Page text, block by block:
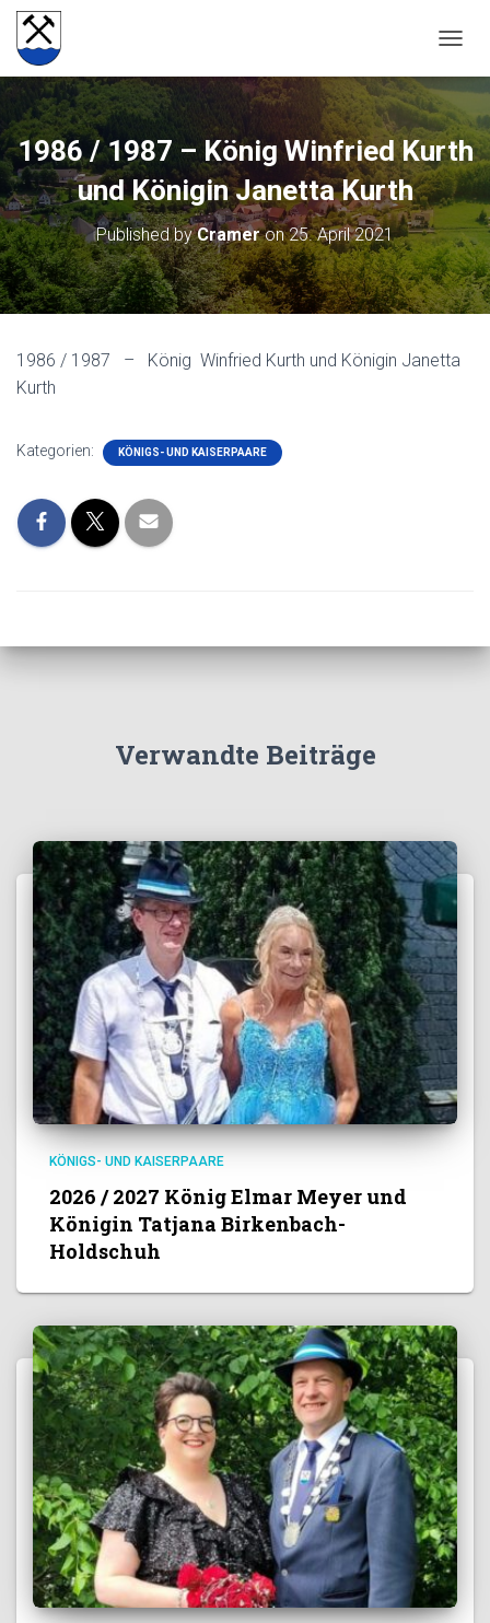
1986 / 1987 – König Winfried Kurth
und Königin Janetta Kurth
Published byCrameron25. April 2021
1986 / 1987 – König Winfried Kurth und Königin Janetta
Kurth
Kategorien: KÖNIGS- UND KAISERPAARE
Verwandte Beiträge
KÖNIGS- UND KAISERPAARE
2026 / 2027 König Elmar Meyer und
Königin Tatjana Birkenbach-
Holdschuh